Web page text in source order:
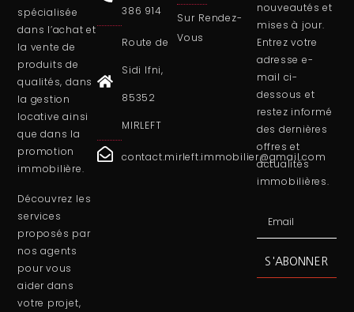
spécialisée
dans l’achat et
la vente de
produits de
qualités, dans
la gestion
locative ainsi
que dans la
promotion
immobilière.
Découvrez les
services
proposés par
nos agents
pour vous
aider dans
votre projet,
386 914
Route de
Sidi Ifni,
85352
MIRLEFT
contact.mirleft.immobilier@gmail.com
Sur Rendez-
Vous
nouveautés et
mises à jour.
Entrez votre
adresse e-
mail ci-
dessous et
restez informé
des dernières
offres et
actualités
immobilières.
S'ABONNER